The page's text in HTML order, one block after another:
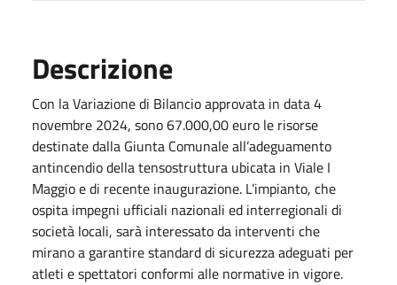
Descrizione
Con la Variazione di Bilancio approvata in data 4
novembre 2024, sono 67.000,00 euro le risorse
destinate dalla Giunta Comunale all’adeguamento
antincendio della tensostruttura ubicata in Viale I
Maggio e di recente inaugurazione. L’impianto, che
ospita impegni ufficiali nazionali ed interregionali di
società locali, sarà interessato da interventi che
mirano a garantire standard di sicurezza adeguati per
atleti e spettatori conformi alle normative in vigore.